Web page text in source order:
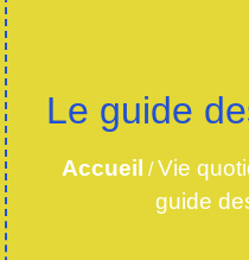
Le guide
Accueil /Vie
guide